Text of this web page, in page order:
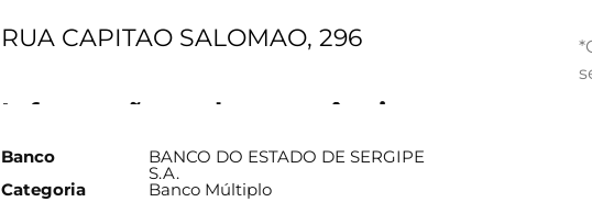
RUA CAPITAO SALOMAO, 296
Informações sobre a agência
Banco BANCO DO ESTADO DE SERGIPE
S.A.
Categoria
Banco Múltiplo